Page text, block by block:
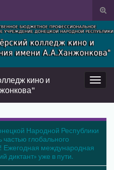
Вкл/
Вкл/
кино и
Народной Республики
глобального
Ежегодная международная
диктант» уже в пути.